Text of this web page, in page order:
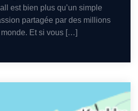
est bien plus qu’un simple
partagée par des millions
Et si vous […]